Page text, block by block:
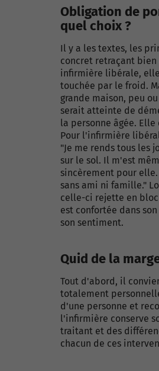
Obligation de
quel choix ?
Il y a les textes, les
concret retraçant
infirmière libérale,
touchée par le froid.
grande maison, peu
serait atteinte de
la personne âgée.
Pour l'infirmière
"Je me rends tous les
sur le sol. Il m'est
sincèrement pour
sans ami ni famille."
celle-ci rejette en
est confortée dans
son sentiment.
Quid de la
Tout d'abord, il
totalement
d'une personne et
l'infirmière conserve
traitant et des
chacun de ces